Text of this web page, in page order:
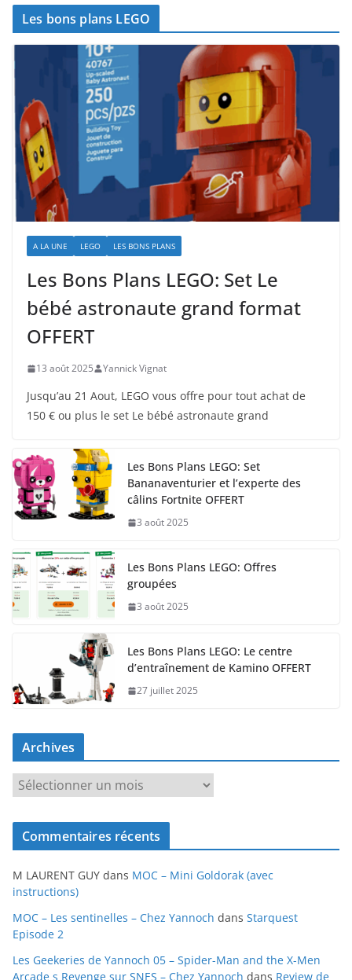
Les bons plans LEGO
A LA UNE LEGO LES BONS PLANS
Les Bons Plans LEGO: Set Le
bébé astronaute grand format
OFFERT
13 août 2025 Yannick Vignat
Jusqu’au 21 Aout, LEGO vous offre pour tout achat de
150 € ou plus le set Le bébé astronaute grand
Les Bons Plans LEGO: Set
Bananaventurier et l’experte des
câlins Fortnite OFFERT
3 août 2025
Les Bons Plans LEGO: Offres
groupées
3 août 2025
Les Bons Plans LEGO: Le centre
d’entraînement de Kamino OFFERT
27 juillet 2025
Archives
r
c
v
e
s
Commentaires récents
M LAURENT GUY dans MOC – Mini Goldorak (avec
instructions)
MOC – Les sentinelles – Chez Yannoch dans Starquest
Episode 2
Les Geekeries de Yannoch 05 – Spider-Man and the X-Men
Arcade s Revenge sur SNES – Chez Yannoch dans Review de